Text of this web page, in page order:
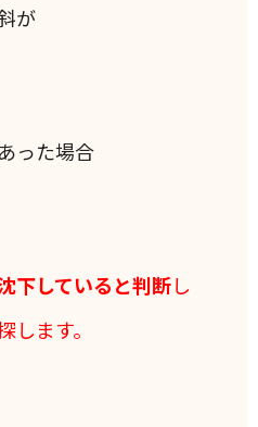
が
った場合
下していると判断し
します。